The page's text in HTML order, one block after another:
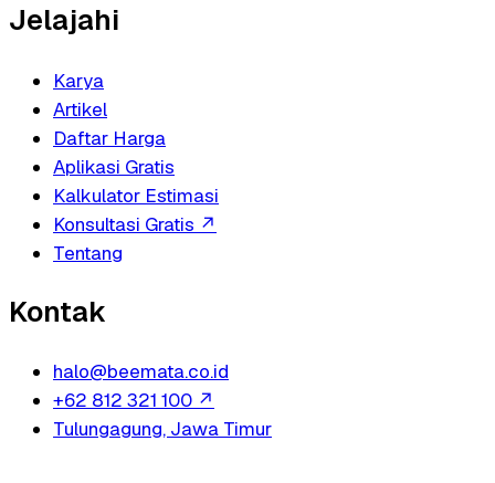
Jelajahi
Karya
Artikel
Daftar Harga
Aplikasi Gratis
Kalkulator Estimasi
Konsultasi Gratis ↗
Tentang
Kontak
halo@beemata.co.id
+62 812 321 100 ↗
Tulungagung, Jawa Timur